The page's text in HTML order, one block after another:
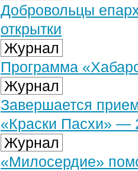
Добровольцы
открытки
Журнал
Программа
Журнал
Завершается прием
«Краски Пасхи» —
Журнал
«Милосердие»